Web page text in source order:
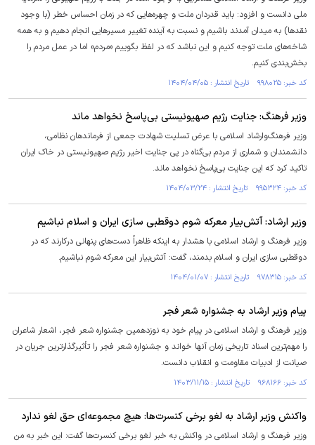
ملی دانست و افزود: باید قدردان ملت و چهره‌هایی که در زمان‌ احساس خطر (با وجود
نقدها) به میدان آمدند باشیم و نسبت به آینده تغییر مسیرهایی انجام دهیم و به همه
شاخه‌های ملت توجه کنیم و این نباشد که در لفظ بگوییم «مردم» اما در عمل مردم را
بخش‌بندی کنیم.
کد خبر: ۹۹۸۰۲۵ تاریخ انتشار : ۱۴۰۴/۰۴/۰۵
وزیر فرهنگ: جنایت رژیم صهیونیستی بی‌پاسخ نخواهد ماند
وزیر فرهنگ‌وارشاد اسلامی با عرض تسلیت شهادت جمعی از فرماندهان نظامی،
دانشمندان و شماری از مردم بی‌گناه در پی جنایت اخیر رژیم صهیونیستی در خاک ایران
تاکید کرد که این جنایت بی‌پاسخ نخواهد ماند.
کد خبر: ۹۹۵۳۲۴ تاریخ انتشار : ۱۴۰۴/۰۳/۲۴
وزیر ارشاد: آتش‌بیار معرکه شوم دوقطبی سازی ایران و اسلام نباشیم
وزیر فرهنگ و ارشاد اسلامی با هشدار به اینکه ظاهراً دست‌های پنهانی درکارند که در
دوقطبی سازی ایران و اسلام بدمند، گفت: آتش‌بیار این معرکه شوم نباشیم.
کد خبر: ۹۷۸۳۱۵ تاریخ انتشار : ۱۴۰۴/۰۱/۰۷
پیام وزیر ارشاد به جشنواره شعر فجر
وزیر فرهنگ و ارشاد اسلامی در پیام خود به نوزدهمین جشنواره شعر فجر، اشعار شاعران
را مهم‌ترین اسناد تاریخی زمان آنها خواند و جشنواره شعر فجر را تأثیرگذارترین جریان در
صیانت از ادبیات مقاومت و انقلاب دانست.
کد خبر: ۹۶۸۱۶۶ تاریخ انتشار : ۱۴۰۳/۱۱/۱۵
واکنش وزیر ارشاد به لغو برخی کنسرت‌ها: هیچ مجموعه‌ای حق لغو ندارد
وزیر فرهنگ و ارشاد اسلامی در واکنش به خبر لغو برخی کنسرت‌ها گفت: این خبر به من